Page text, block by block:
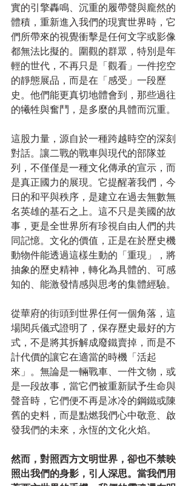
實的引擎轟鳴、沉重的履帶聲與龐然的
體積，重新進入我們的現實世界時，它
們所帶來的視覺衝擊是任何文字或影像
都無法比擬的。圍觀的群眾，特別是年
輕的世代，不再只是「觀看」一件挖空
的靜態展品，而是在「感受」一段歷
史。他們能更真切地體會到，那些過往
的犧牲與奮鬥，是多麼的具體而沉重。
這股力量，源自於一種跨越時空的深刻
對話。讓二戰的戰車與現代的部隊並
列，不僅僅是一種文化傳承的宣示，而
是真正國力的展現。它提醒著我們，今
日的和平與秩序，是建立在過去無數無
名英雄的基石之上。這不只是美國的故
事，更是全世界所有珍視自由人們的共
同記憶。文化的價值，正是在於歷史機
動物件能透過這樣生動的「重現」，將
抽象的歷史精神，轉化為具體的、可感
知的、能激發情感與思考的集體經驗。
從華府的街頭到世界任何一個角落，這
場閱兵儀式證明了，保存歷史最好的方
式，不是將其拆解成廢鐵賣掉，而是不
計代價的讓它在適當的時機「活起
來」。無論是一輛戰車、一件文物，或
是一段故事，當它們被重新賦予生命與
聲音時，它們便不再是冰冷的鋼鐵或陳
舊的史料，而是點燃我們心中敬意、啟
發我們的未來，永恆的文化火焰。
然而，對照西方文明世界，卻也不禁映
照出我們的身影，引人深思。當我們用